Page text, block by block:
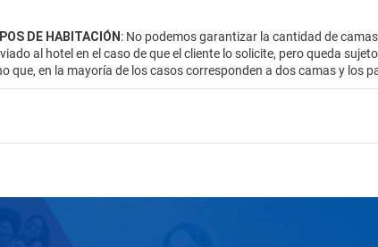
DE HABITACIÓN : No podemos garantizar la cantidad de
al hotel en el caso de que el cliente lo solicite, pero queda
que, en la mayoría de los casos corresponden a dos camas y los